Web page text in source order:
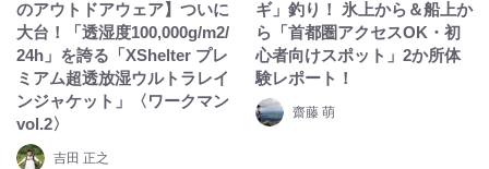
のアウトドアウェア】ついに
大台！「透湿度100,000g/m2/
24h」を誇る「XShelter プレ
ミアム超透放湿ウルトラレイ
ンジャケット」〈ワークマン
vol.2〉
吉田 正之
ギ」釣り！ 氷上から＆船上か
ら「首都圏アクセスOK・初
心者向けスポット」2か所体
験レポート！
齋藤 萌